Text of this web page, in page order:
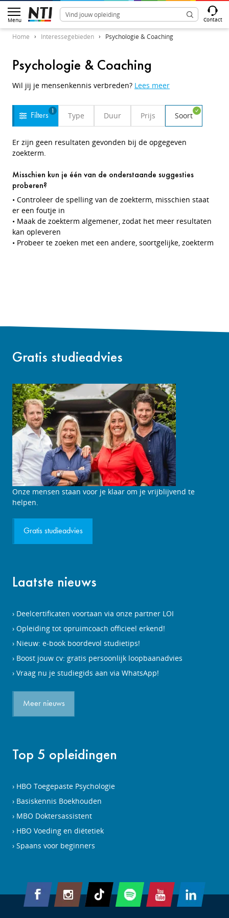
Menu Contact
Home Interessegebieden Psychologie & Coaching
Psychologie & Coaching
Wil jij je mensenkennis verbreden? Lees meer
Filters
1 Type Duur Prijs Soort
Er zijn geen resultaten gevonden bij de opgegeven
zoekterm.
Misschien kun je één van de onderstaande suggesties
proberen?
• Controleer de spelling van de zoekterm, misschien staat
er een foutje in
• Maak de zoekterm algemener, zodat het meer resultaten
kan opleveren
• Probeer te zoeken met een andere, soortgelijke, zoekterm
Gratis studieadvies
Studieadviesgesprek
aanvragen
Onze mensen staan voor je klaar om je vrijblijvend te
helpen.
Gratis studieadvies
Laatste nieuws
Deelcertificaten voortaan via onze partner LOI
Opleiding tot opruimcoach officieel erkend!
Nieuw: e-book boordevol studietips!
Boost jouw cv: gratis persoonlijk loopbaanadvies
Vraag nu je studiegids aan via WhatsApp!
Meer nieuws
Top 5 opleidingen
HBO Toegepaste Psychologie
Basiskennis Boekhouden
MBO Doktersassistent
HBO Voeding en diëtetiek
Spaans voor beginners